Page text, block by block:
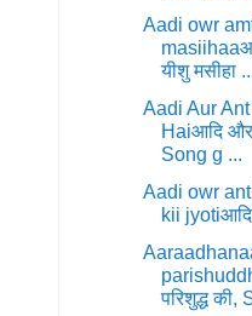
Aadi owr
यीशु मसीहा
Aadi Aur
Haiआदि
Song g ...
Aadi owr
kii
परिशुद्ध की,